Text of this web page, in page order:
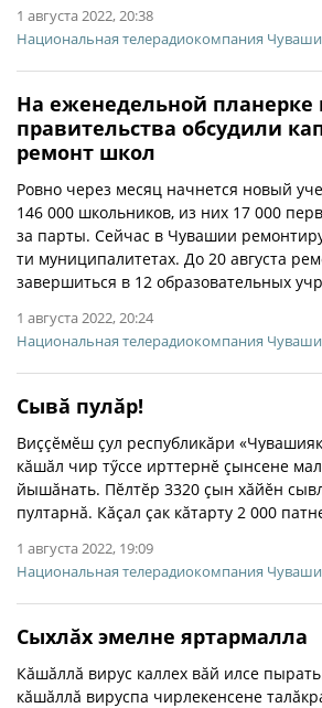
1 августа 2022, 20:38
Национальная телерадиокомпания
На еженедельной планерке
правительства обсудили
ремонт школ
Ровно через месяц начнется новый
146 000 школьников, из них 17 000
за парты. Сейчас в Чувашии
ти муниципалитетах. До 20 августа
завершиться в 12 образовательных
1 августа 2022, 20:24
Национальная телерадиокомпания
Сывă пулăр!
Виççĕмĕш çул республикăри
кăшăл чир тӳссе ирттернĕ çынсене
йышăнать. Пĕлтĕр 3320 çын хăйĕн
пултарнă. Кăçал çак кăтарту 2 000
1 августа 2022, 19:09
Национальная телерадиокомпания
Сыхлăх эмелне яртармалла
Кăшăллă вирус каллех вăй илсе
кăшăллă вируспа чирлекенсене